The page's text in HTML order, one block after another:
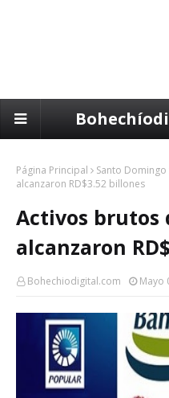
Página Principal Santo Domingo
alcanzaron RD$3.52 billones
Activos brutos
alcanzaron
Bohechiodigital.com Mayo